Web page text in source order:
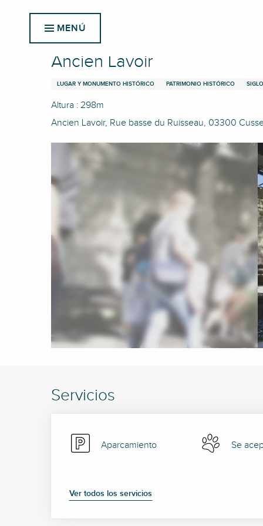
MENÚ
Inicio Ancien Lavoir
Ancien Lavoir
LUGAR Y MONUMENTO HISTÓRICO PATRIMONIO HISTÓRICO
Altura : 298m
Ancien Lavoir, Rue basse du Ruisseau, 03300
Servicios
Aparcamiento Se
Ver todos los servicios